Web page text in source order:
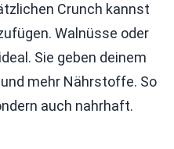
Crunch kannst
Walnüsse oder
Sie geben deinem
mehr Nährstoffe. So
auch nahrhaft.